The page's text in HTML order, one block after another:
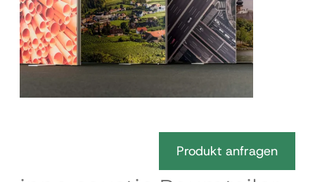
Produkt anfragen